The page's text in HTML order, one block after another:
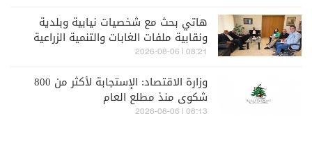
هاتي بحث مع شخصيات نيابية وبلدية
ونقابية ملفات الغابات والتنمية الزراعية
والصيد البحري
08:21 | 2026-08-06
وزارة الاقتصاد: الإستجابة لأكثر من 800
شكوى منذ مطلع العام
08:13 | 2026-08-06